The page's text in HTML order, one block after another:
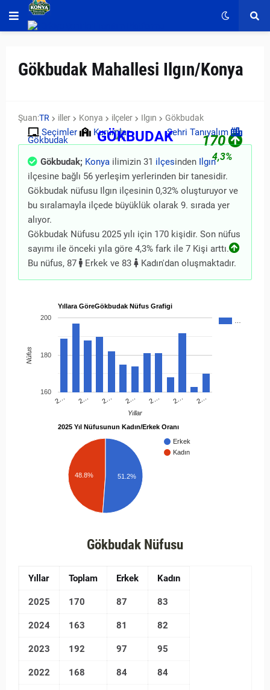
Gökbudak Mahallesi Ilgın/Konya
Şuan:TR iller Konya ilçeler Ilgın Gökbudak
Seçimler Kurumlar
Gökbudak 170
4,3%
Şehri Tanıyalım
GÖKBUDAK
Gökbudak; Konya ilimizin 31 ilçesinden Ilgın
ilçesine bağlı 56 yerleşim yerlerinden bir tanesidir.
Gökbudak nüfusu Ilgın ilçesinin 0,32% oluşturuyor ve
bu sıralamayla ilçede büyüklük olarak 9. sırada yer
alıyor.
Gökbudak Nüfusu 2025 yılı için 170 kişidir. Son nüfus
sayımı ile önceki yıla göre 4,3% fark ile 7 Kişi arttı.
Bu nüfus, 87
Erkek ve 83 Kadın'dan oluşmaktadır.
Yıllara GöreGökbudak Nüfus Grafigi
2… 2… 2… 2… 2… 2… 2…
160
180
200
Yıllar
Nüfus
2025 Yıl Nüfusunun Kadın/Erkek Oranı
Erkek
Kadın
48.8% 51.2%
Gökbudak Nüfusu
Yıllar Toplam Erkek Kadın
2025 170 87 83
2024 163 81 82
2023 192 97 95
2022 168 84 84